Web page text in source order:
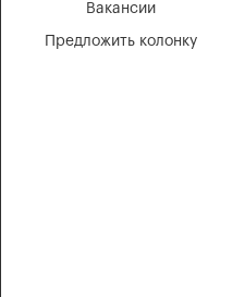
Вакансии
Предложить колонку